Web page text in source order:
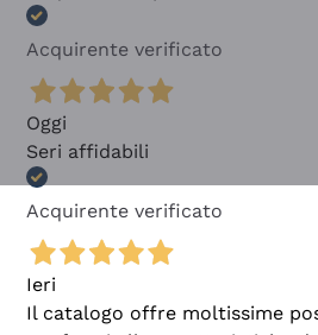
Acquirente verificato
Oggi
Seri affidabili
Acquirente verificato
Ieri
Il catalogo offre moltissime